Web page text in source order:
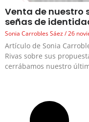
Venta de nuestro
señas de
Sonia Carrobles Sáez 26
Artículo de Sonia
Rivas sobre sus
cerrábamos nuestro